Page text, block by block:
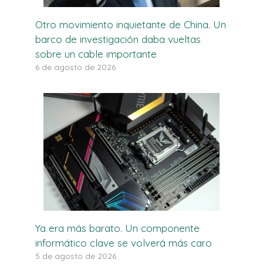
Otro movimiento inquietante de China. Un
barco de investigación daba vueltas
sobre un cable importante
6 de agosto de 2026
Ya era más barato. Un componente
informático clave se volverá más caro
5 de agosto de 2026